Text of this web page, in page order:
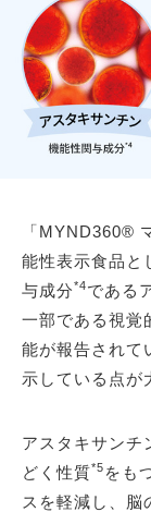
「MYND360®
能性表示食品と
与成分*4である
一部である視覚
能が報告されて
示している点が
アスタキサンチ
どく性質*5 をも
スを軽減し、脳